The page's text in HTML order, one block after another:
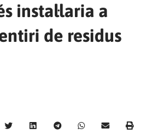
instal·laria a
de residus